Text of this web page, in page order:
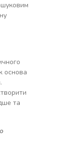
основа
та